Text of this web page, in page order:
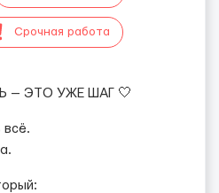
Срочная работа
— ЭТО УЖЕ ШАГ 🤍
всё.